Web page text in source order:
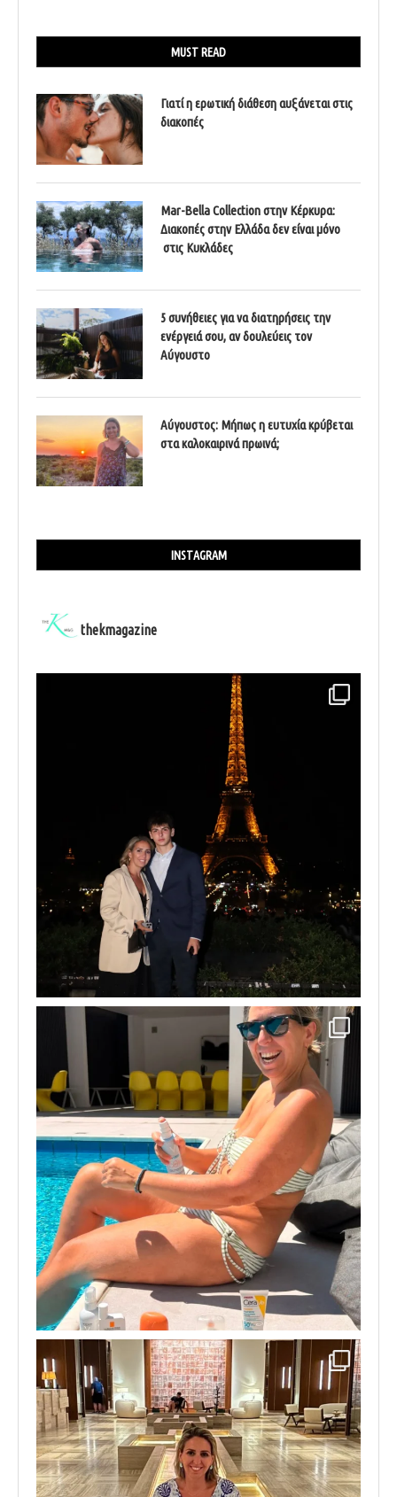
MUST READ
Γιατί η ερωτική διάθεση αυξάνεται στις
διακοπές
Mar-Bella Collection στην Κέρκυρα:
Διακοπές στην Ελλάδα δεν είναι μόνο
στις Κυκλάδες
5 συνήθειες για να διατηρήσεις την
ενέργειά σου, αν δουλεύεις τον
Αύγουστο
Αύγουστος: Μήπως η ευτυχία κρύβεται
στα καλοκαιρινά πρωινά;
INSTAGRAM
thekmagazine